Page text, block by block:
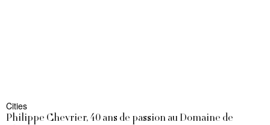
Cities
Philippe Chevrier, 40 ans de passion au Domaine de